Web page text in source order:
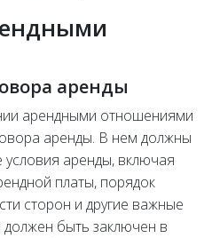
аренды
арендными отношениями
аренды. В нем должны
аренды, включая
платы, порядок
сторон и другие важные
быть заключен в